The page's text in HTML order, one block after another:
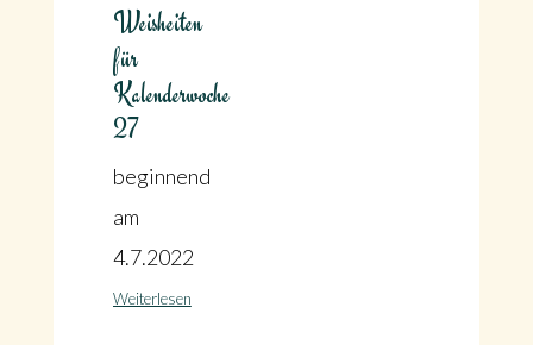
Weisheiten
für
Kalenderwoche
27
beginnend
am
4.7.2022
Weiterlesen